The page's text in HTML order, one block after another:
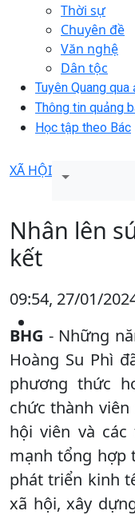
Thời sự
Chuyên đề
Văn nghệ
Dân tộc
Tuyên Quang qua
Thông tin quảng
Học tập theo Bác
XÃ HỘI
Nhân lên
kết
09:54, 27/01/
BHG - Những
Hoàng Su Phì
phương thức
chức thành
hội viên và
mạnh tổng hợp
phát triển kinh
xã hội, xây